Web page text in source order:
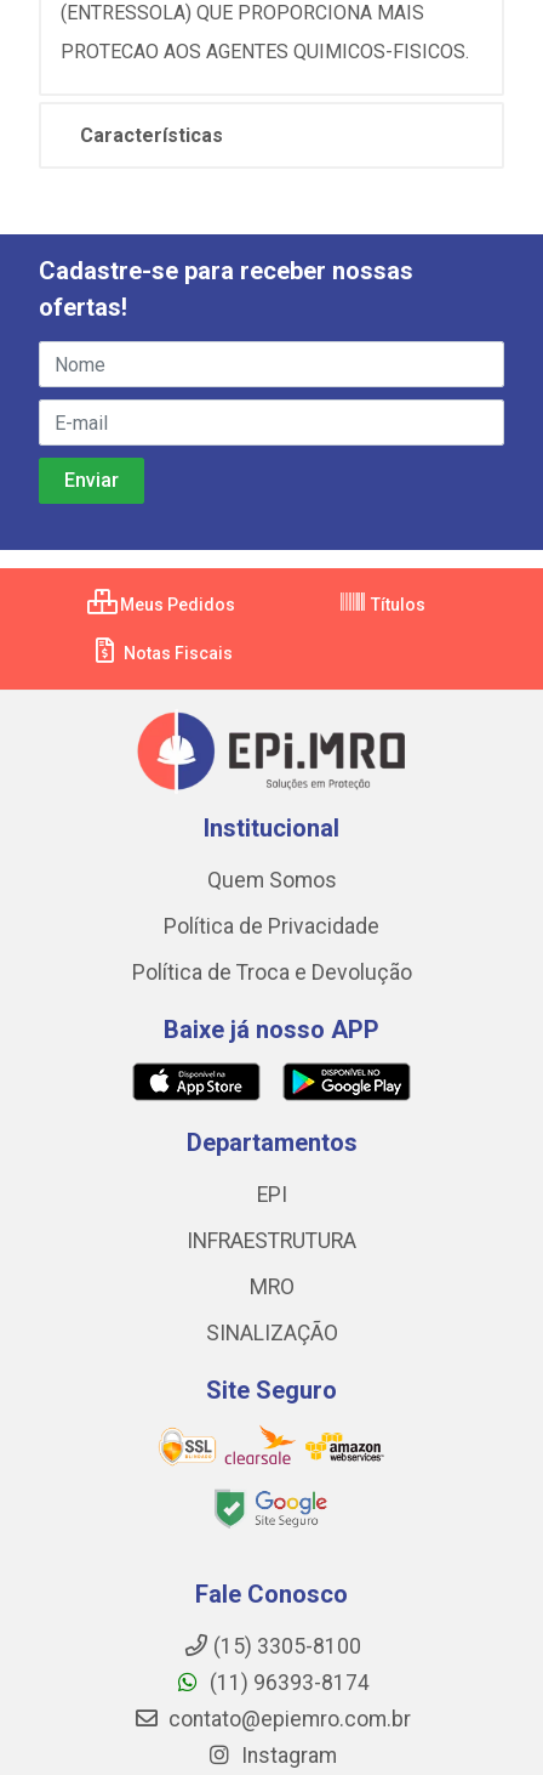
(ENTRESSOLA) QUE PROPORCIONA MAIS
PROTECAO AOS AGENTES QUIMICOS-FISICOS.
Características
Cadastre-se para receber nossas
ofertas!
Meus Pedidos Títulos
Notas Fiscais
Institucional
Quem Somos
Política de Privacidade
Política de Troca e Devolução
Baixe já nosso APP
Departamentos
EPI
INFRAESTRUTURA
MRO
SINALIZAÇÃO
Site Seguro
Fale Conosco
(15) 3305-8100
(11) 96393-8174
contato@epiemro.com.br
Instagram